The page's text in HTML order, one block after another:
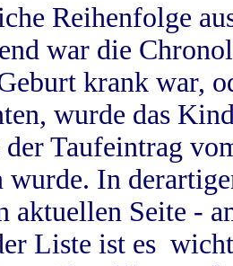
Reihenfolge
war die
krank war,
wurde das
der Taufeintrag
wurde. In
aktuellen Seite -
Liste ist es